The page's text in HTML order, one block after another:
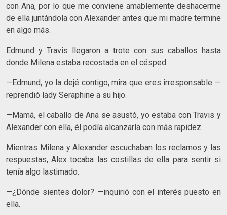
con Ana, por lo que me conviene amablemente deshacerme
de ella juntándola con Alexander antes que mi madre termine
en algo más.
Edmund y Travis llegaron a trote con sus caballos hasta
donde Milena estaba recostada en el césped.
—Edmund, yo la dejé contigo, mira que eres irresponsable —
reprendió lady Seraphine a su hijo.
—Mamá, el caballo de Ana se asustó, yo estaba con Travis y
Alexander con ella, él podía alcanzarla con más rapidez.
Mientras Milena y Alexander escuchaban los reclamos y las
respuestas, Alex tocaba las costillas de ella para sentir si
tenía algo lastimado.
—¿Dónde sientes dolor? —inquirió con el interés puesto en
ella.